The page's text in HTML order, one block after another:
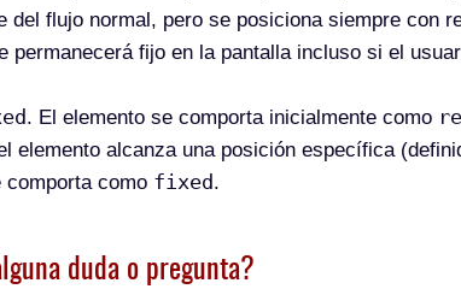
del flujo normal, pero se posiciona siempre con
permanecerá fijo en la pantalla incluso si el
. El elemento se comporta inicialmente como
elemento alcanza una posición específica
como fixed.
duda o pregunta?